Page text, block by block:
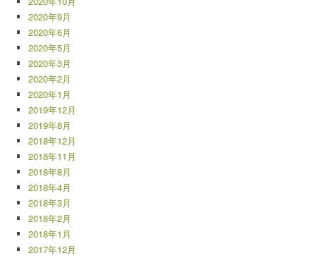
2020年9月
2020年6月
2020年5月
2020年3月
2020年2月
2020年1月
2019年12月
2019年8月
2018年12月
2018年11月
2018年8月
2018年4月
2018年3月
2018年2月
2018年1月
2017年12月